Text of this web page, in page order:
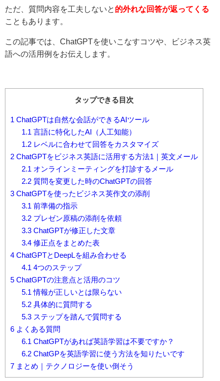
ただ、質問内容を工夫しないと 的外れな回答が返ってくる
こともあります。
この記事では、ChatGPTを使いこなすコツや、ビジネス英
語への活用例をお伝えします。
タップできる目次
1 ChatGPTは自然な会話ができるAIツール
1.1 言語に特化したAI（人工知能）
1.2レベルに合わせて回答をカスタマイズ
2 ChatGPTをビジネス英語に活用する方法1｜英文メール
2.1 オンラインミーティングを打診するメール
2.2質問を変更した時のChatGPTの回答
3 ChatGPTを使ったビジネス英作文の添削
3.1 前準備の指示
3.2プレゼン原稿の添削を依頼
3.3ChatGPTが修正した文章
3.4修正点をまとめた表
4 ChatGPTとDeepLを組み合わせる
4.1 4つのステップ
5 ChatGPTの注意点と活用のコツ
5.1 情報が正しいとは限らない
5.2具体的に質問する
5.3ステップを踏んで質問する
6 よくある質問
6.1 ChatGPTがあれば英語学習は不要ですか？
6.2ChatGPを英語学習に使う方法を知りたいです
7 まとめ｜テクノロジーを使い倒そう